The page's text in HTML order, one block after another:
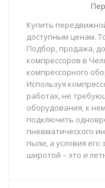
Купить
доступным ценам.
Подбор, продажа,
компрессоров в
компрессорного
Используя
работах, не
оборудования, к
подключить
пневматического
пыли, а условия его
широтой – это и